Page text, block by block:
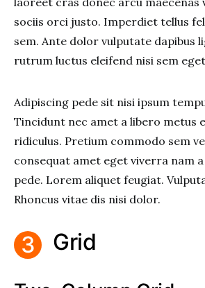
sociis orci justo. Imperdiet tellus
sem. Ante dolor vulputate dapibus
rutrum luctus eleifend nisi sem
Adipiscing pede sit nisi ipsum
Tincidunt nec amet a libero metus
ridiculus. Pretium commodo sem
consequat amet eget viverra nam
pede. Lorem aliquet feugiat.
Rhoncus vitae dis nisi dolor.
Grid